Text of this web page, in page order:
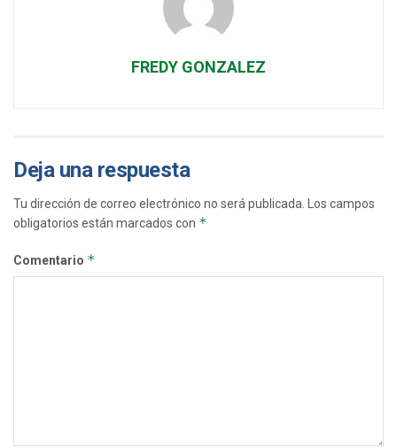
FREDY GONZALEZ
Deja una respuesta
Tu dirección de correo electrónico no será publicada. Los campos
obligatorios están marcados con *
Comentario *